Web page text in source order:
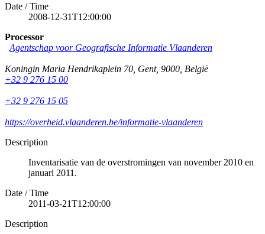
Date / Time
2008-12-31T12:00:00
Processor
Agentschap voor Geografische Informatie Vlaanderen
Koningin Maria Hendrikaplein 70 Gent, 9000 België
+32 9 276 15 00
+32 9 276 15 05
https://overheid.vlaanderen.be/informatie-vlaanderen
Description
Inventarisatie van de overstromingen van november 2010 en
januari 2011.
Date / Time
2011-03-21T12:00:00
Description